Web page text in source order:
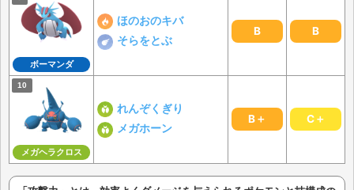
ボーマンダ
ほのおのキバ
そらをとぶ
B B
メガヘラクロス
れんぞくぎり
メガホーン
B＋ C＋